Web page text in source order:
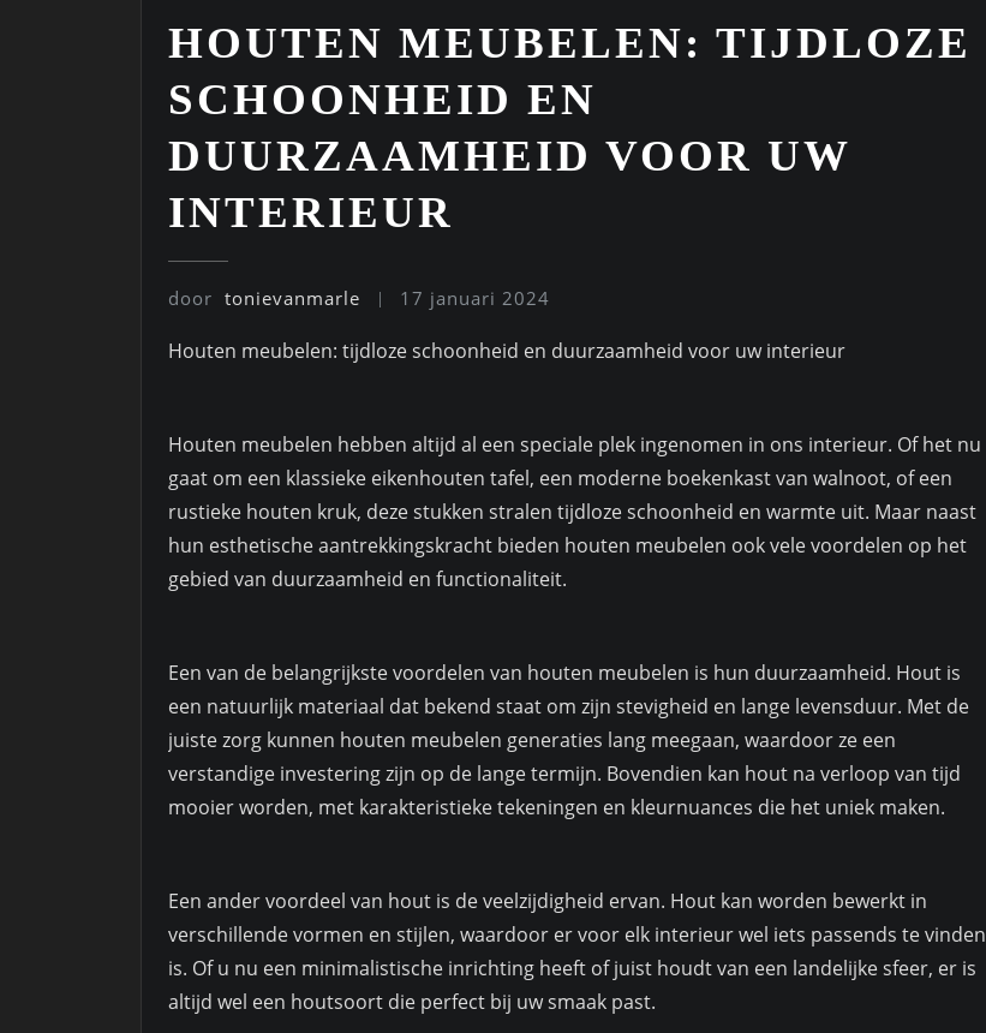
HOUTEN MEUBELEN: TIJDLOZE
SCHOONHEID EN
DUURZAAMHEID VOOR UW
INTERIEUR
door tonievanmarle 17 januari 2024
Houten meubelen: tijdloze schoonheid en duurzaamheid voor uw interieur
Houten meubelen hebben altijd al een speciale plek ingenomen in ons interieur. Of het nu
gaat om een klassieke eikenhouten tafel, een moderne boekenkast van walnoot, of een
rustieke houten kruk, deze stukken stralen tijdloze schoonheid en warmte uit. Maar naast
hun esthetische aantrekkingskracht bieden houten meubelen ook vele voordelen op het
gebied van duurzaamheid en functionaliteit.
Een van de belangrijkste voordelen van houten meubelen is hun duurzaamheid. Hout is
een natuurlijk materiaal dat bekend staat om zijn stevigheid en lange levensduur. Met de
juiste zorg kunnen houten meubelen generaties lang meegaan, waardoor ze een
verstandige investering zijn op de lange termijn. Bovendien kan hout na verloop van tijd
mooier worden, met karakteristieke tekeningen en kleurnuances die het uniek maken.
Een ander voordeel van hout is de veelzijdigheid ervan. Hout kan worden bewerkt in
verschillende vormen en stijlen, waardoor er voor elk interieur wel iets passends te vinden
is. Of u nu een minimalistische inrichting heeft of juist houdt van een landelijke sfeer, er is
altijd wel een houtsoort die perfect bij uw smaak past.